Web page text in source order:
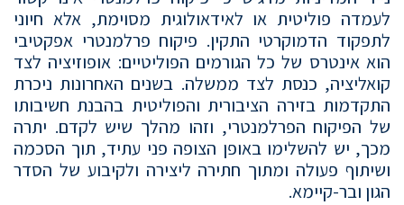
לעמדה פוליטית או לאידאולוגית מסוימת, אלא חיוני
לתפקוד הדמוקרטי התקין. פיקוח פרלמנטרי אפקטיבי
הוא אינטרס של כל הגורמים הפוליטיים: אופוזיציה לצד
קואליציה, כנסת לצד ממשלה. בשנים האחרונות ניכרת
התקדמות בזירה הציבורית והפוליטית בהבנת חשיבותו
של הפיקוח הפרלמנטרי, וזהו מהלך שיש לקדם. יתרה
מכך, יש להשלימו באופן הצופה פני עתיד, תוך הסכמה
ושיתוף פעולה ומתוך חתירה ליצירה ולקיבוע של הסדר
הגון ובר-קיימא.